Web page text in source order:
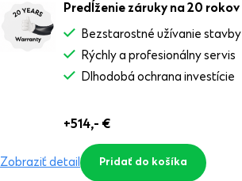
Predĺženie záruky na 20 rokov
Bezstarostné užívanie stavby
Rýchly a profesionálny servis
Dlhodobá ochrana investície
+514,- €
Zobraziť detail Pridať do košíka